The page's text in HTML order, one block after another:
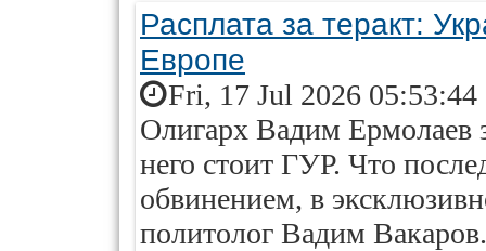
Расплата за теракт:
Европе
Fri, 17 Jul 2026 05:53:44
Олигарх Вадим Ермолаев
него стоит ГУР. Что
обвинением, в
политолог Вадим Вакаров.